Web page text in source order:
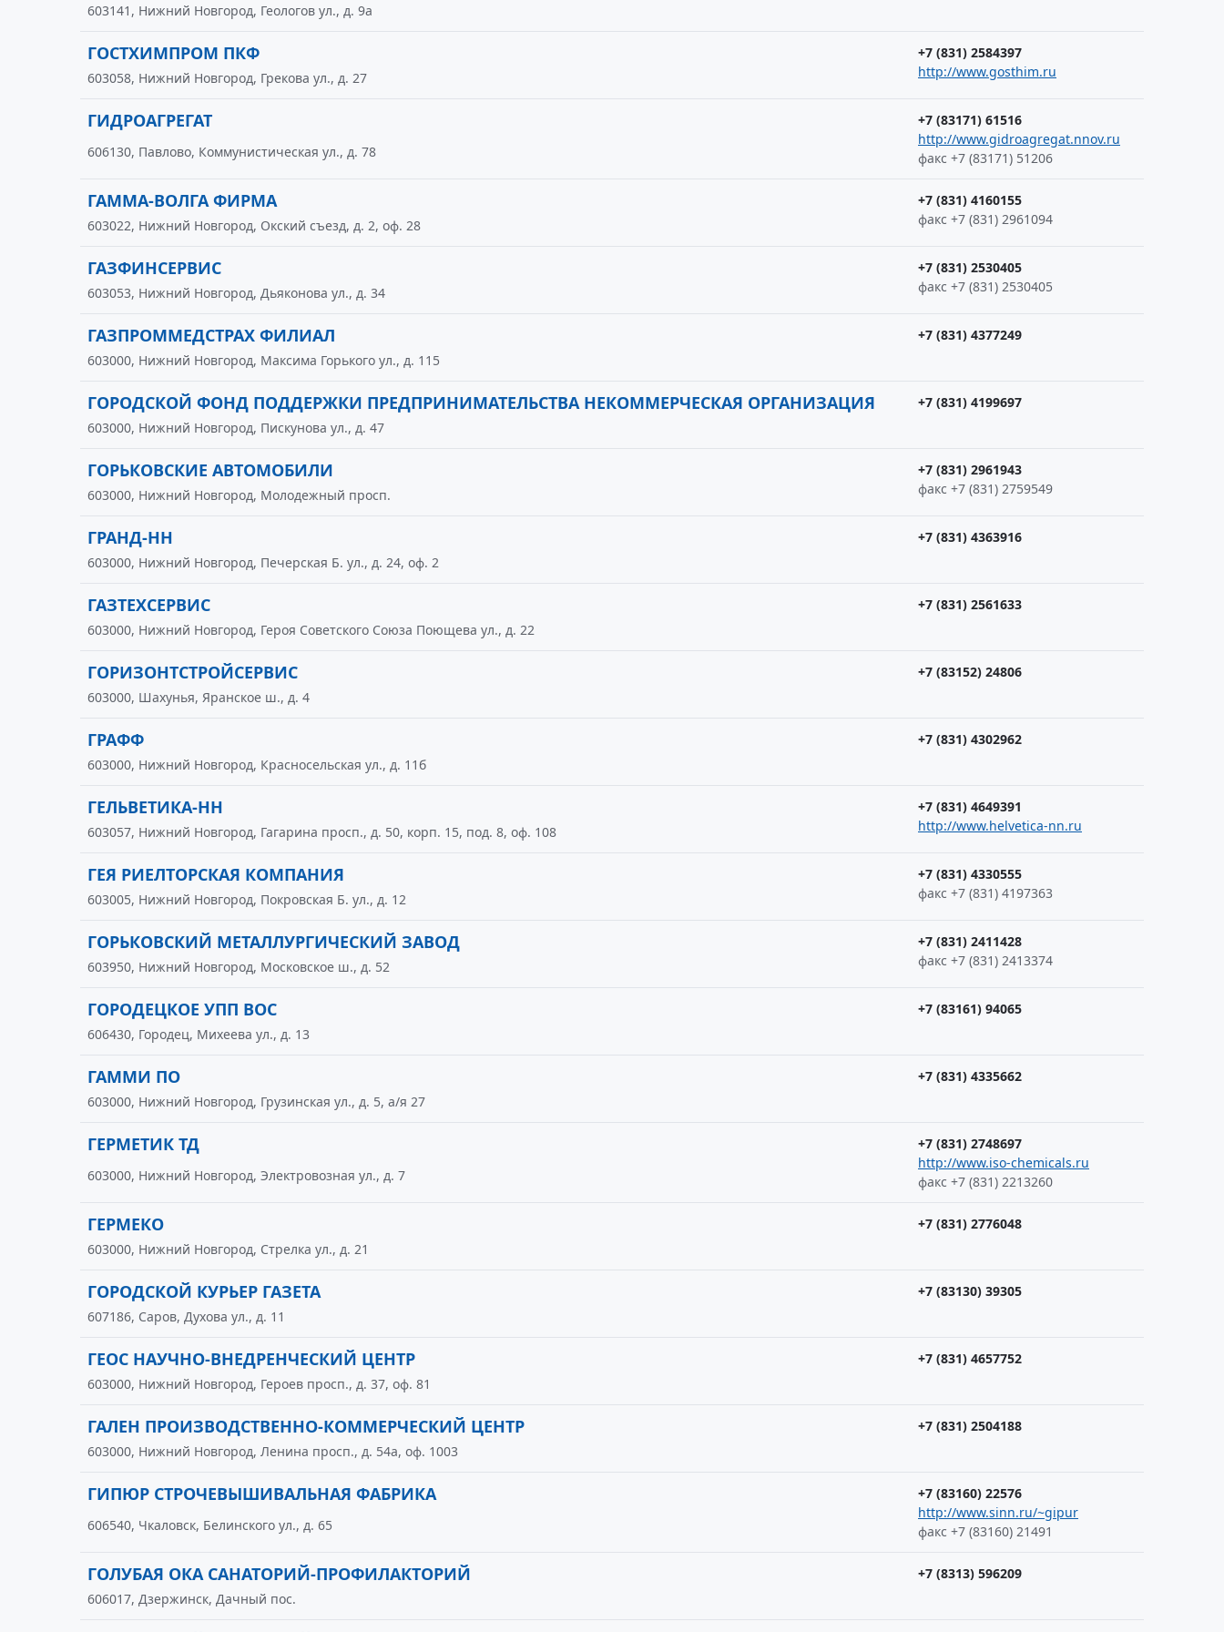
603141, Нижний Новгород, Геологов ул., д. 9а
ГОСТХИМПРОМ ПКФ
+7 (831) 2584397
http://www.gosthim.ru
603058, Нижний Новгород, Грекова ул., д. 27
ГИДРОАГРЕГАТ
+7 (83171) 61516
http://www.gidroagregat.nnov.ru
факс +7 (83171) 51206
606130, Павлово, Коммунистическая ул., д. 78
ГАММА-ВОЛГА ФИРМА
+7 (831) 4160155
факс +7 (831) 2961094
603022, Нижний Новгород, Окский съезд, д. 2, оф. 28
ГАЗФИНСЕРВИС
+7 (831) 2530405
факс +7 (831) 2530405
603053, Нижний Новгород, Дьяконова ул., д. 34
ГАЗПРОММЕДСТРАХ ФИЛИАЛ
+7 (831) 4377249
603000, Нижний Новгород, Максима Горького ул., д. 115
ГОРОДСКОЙ ФОНД ПОДДЕРЖКИ ПРЕДПРИНИМАТЕЛЬСТВА НЕКОММЕРЧЕСКАЯ ОРГАНИЗАЦИЯ
+7 (831) 4199697
603000, Нижний Новгород, Пискунова ул., д. 47
ГОРЬКОВСКИЕ АВТОМОБИЛИ
+7 (831) 2961943
факс +7 (831) 2759549
603000, Нижний Новгород, Молодежный просп.
ГРАНД-НН
+7 (831) 4363916
603000, Нижний Новгород, Печерская Б. ул., д. 24, оф. 2
ГАЗТЕХСЕРВИС
+7 (831) 2561633
603000, Нижний Новгород, Героя Советского Союза Поющева ул., д. 22
ГОРИЗОНТСТРОЙСЕРВИС
+7 (83152) 24806
603000, Шахунья, Яранское ш., д. 4
ГРАФФ
+7 (831) 4302962
603000, Нижний Новгород, Красносельская ул., д. 11б
ГЕЛЬВЕТИКА-НН
+7 (831) 4649391
http://www.helvetica-nn.ru
603057, Нижний Новгород, Гагарина просп., д. 50, корп. 15, под. 8, оф. 108
ГЕЯ РИЕЛТОРСКАЯ КОМПАНИЯ
+7 (831) 4330555
факс +7 (831) 4197363
603005, Нижний Новгород, Покровская Б. ул., д. 12
ГОРЬКОВСКИЙ МЕТАЛЛУРГИЧЕСКИЙ ЗАВОД
+7 (831) 2411428
факс +7 (831) 2413374
603950, Нижний Новгород, Московское ш., д. 52
ГОРОДЕЦКОЕ УПП ВОС
+7 (83161) 94065
606430, Городец, Михеева ул., д. 13
ГАММИ ПО
+7 (831) 4335662
603000, Нижний Новгород, Грузинская ул., д. 5, а/я 27
ГЕРМЕТИК ТД
+7 (831) 2748697
http://www.iso-chemicals.ru
факс +7 (831) 2213260
603000, Нижний Новгород, Электровозная ул., д. 7
ГЕРМЕКО
+7 (831) 2776048
603000, Нижний Новгород, Стрелка ул., д. 21
ГОРОДСКОЙ КУРЬЕР ГАЗЕТА
+7 (83130) 39305
607186, Саров, Духова ул., д. 11
ГЕОС НАУЧНО-ВНЕДРЕНЧЕСКИЙ ЦЕНТР
+7 (831) 4657752
603000, Нижний Новгород, Героев просп., д. 37, оф. 81
ГАЛЕН ПРОИЗВОДСТВЕННО-КОММЕРЧЕСКИЙ ЦЕНТР
+7 (831) 2504188
603000, Нижний Новгород, Ленина просп., д. 54а, оф. 1003
ГИПЮР СТРОЧЕВЫШИВАЛЬНАЯ ФАБРИКА
+7 (83160) 22576
http://www.sinn.ru/~gipur
факс +7 (83160) 21491
606540, Чкаловск, Белинского ул., д. 65
ГОЛУБАЯ ОКА САНАТОРИЙ-ПРОФИЛАКТОРИЙ
+7 (8313) 596209
606017, Дзержинск, Дачный пос.